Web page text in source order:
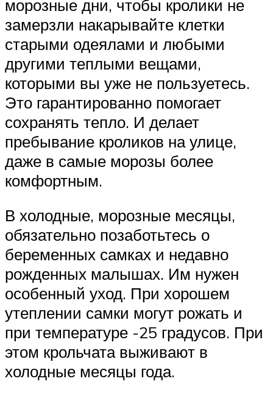
морозные дни, чтобы кролики не
замерзли накарывайте клетки
старыми одеялами и любыми
другими теплыми вещами,
которыми вы уже не пользуетесь.
Это гарантированно помогает
сохранять тепло. И делает
пребывание кроликов на улице,
даже в самые морозы более
комфортным.
В холодные, морозные месяцы,
обязательно позаботьтесь о
беременных самках и недавно
рожденных малышах. Им нужен
особенный уход. При хорошем
утеплении самки могут рожать и
при температуре -25 градусов. При
этом крольчата выживают в
холодные месяцы года.